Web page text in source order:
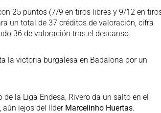
25 puntos (7/9 en tiros libres y 9/12 en
un total de 37 créditos de valoración, cifra
36 de valoración tras el descanso.
la victoria burgalesa en Badalona por un
la Liga Endesa, Rivero da un salto en el
aún lejos del líder Marcelinho Huertas.